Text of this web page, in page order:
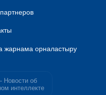
жарнама орналастыру
Новости об
интеллекте